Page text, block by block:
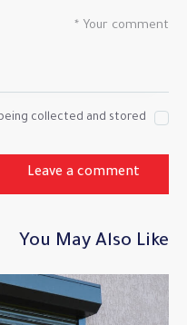
collected and stored.
You May Also Like